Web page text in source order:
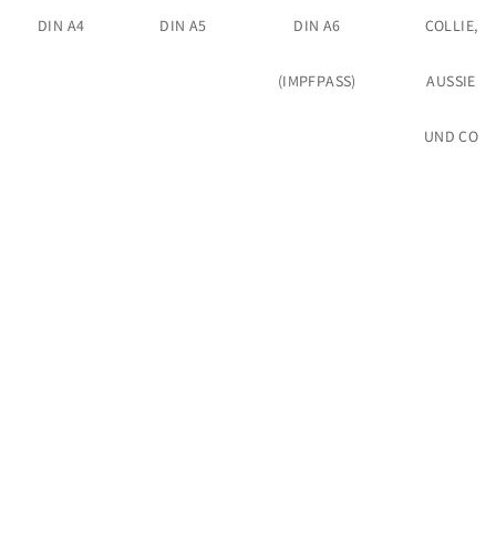
DIN A4 DIN A5 DIN A6
(IMPFPASS)
COLLIE,
AUSSIE
UND CO